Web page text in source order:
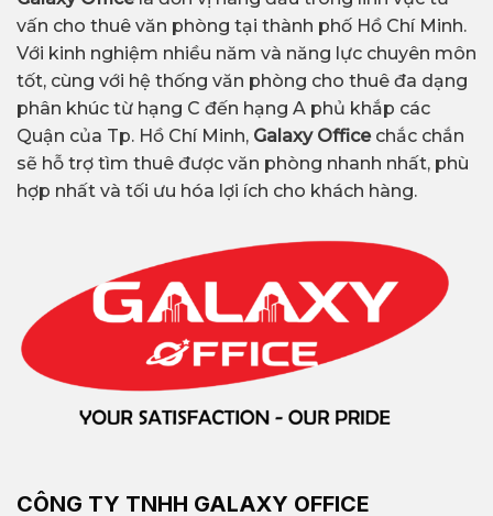
vấn cho thuê văn phòng tại thành phố Hồ Chí Minh.
Với kinh nghiệm nhiều năm và năng lực chuyên môn
tốt, cùng với hệ thống văn phòng cho thuê đa dạng
phân khúc từ hạng C đến hạng A phủ khắp các
Quận của Tp. Hồ Chí Minh, Galaxy Office chắc chắn
sẽ hỗ trợ tìm thuê được văn phòng nhanh nhất, phù
hợp nhất và tối ưu hóa lợi ích cho khách hàng.
CÔNG TY TNHH GALAXY OFFICE